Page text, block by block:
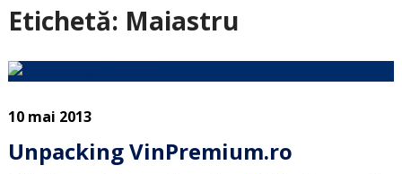
Etichetă: Maiastru
10 mai 2013
Unpacking VinPremium.ro